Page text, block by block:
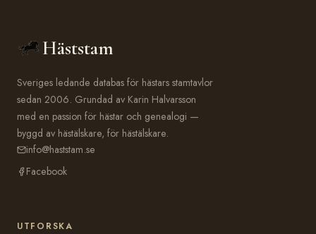
Häststam
Sveriges ledande databas för hästars stamtavlor
sedan 2006. Grundad av Karin Halvarsson
med en passion för hästar och genealogi —
byggd av hästälskare, för hästälskare.
info@haststam.se
Facebook
UTFORSKA